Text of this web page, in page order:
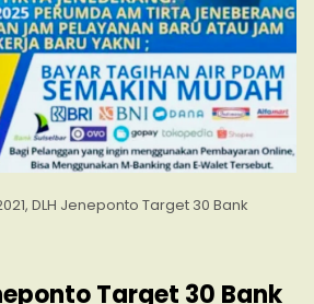
DLH Jeneponto Target 30 Bank
Target 30 Bank